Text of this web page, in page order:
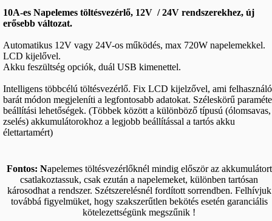
E-mail*:
10A-es Napelemes töltésvezérlő, 12V / 24V rendszerekhez, új
erősebb változat.
Automatikus 12V vagy 24V-os működés, max 720W napelemekkel.
LCD kijelővel.
Akku feszültség opciók, duál USB kimenettel.
Intelligens többcélú töltésvezérlő. Fix LCD kijelzővel, ami felhasználó
barát módon megjeleníti a legfontosabb adatokat. Széleskörű
beállítási lehetőségek. (Többek között a különböző típusú (ólomsavas,
zselés) akkumulátorokhoz a legjobb beállítással a tartós akku
élettartamért)
Fontos: Napelemes töltésvezérlőknél mindig először az akkumulátort
csatlakoztassuk, csak ezután a napelemeket, különben tartósan
károsodhat a rendszer. Szétszerelésnél fordított sorrendben. Felhívjuk
továbbá figyelmüket, hogy szakszerűtlen bekötés esetén garanciális
kötelezettségünk megszűnik !